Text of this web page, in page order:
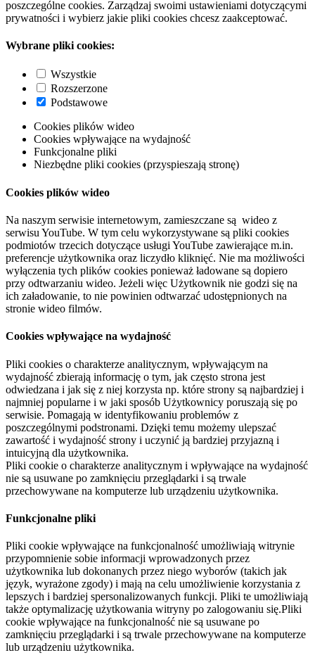
poszczególne cookies. Zarządzaj swoimi ustawieniami dotyczącymi
prywatności i wybierz jakie pliki cookies chcesz zaakceptować.
Wybrane pliki cookies:
Wszystkie
Rozszerzone
Podstawowe
Cookies plików wideo
Cookies wpływające na wydajność
Funkcjonalne pliki
Niezbędne pliki cookies (przyspieszają stronę)
Cookies plików wideo
Na naszym serwisie internetowym, zamieszczane są wideo z
serwisu YouTube. W tym celu wykorzystywane są pliki cookies
podmiotów trzecich dotyczące usługi YouTube zawierające m.in.
preferencje użytkownika oraz liczydło kliknięć. Nie ma możliwości
wyłączenia tych plików cookies ponieważ ładowane są dopiero
przy odtwarzaniu wideo. Jeżeli więc Użytkownik nie godzi się na
ich załadowanie, to nie powinien odtwarzać udostępnionych na
stronie wideo filmów.
Cookies wpływające na wydajność
Pliki cookies o charakterze analitycznym, wpływającym na
wydajność zbierają informację o tym, jak często strona jest
odwiedzana i jak się z niej korzysta np. które strony są najbardziej i
najmniej popularne i w jaki sposób Użytkownicy poruszają się po
serwisie. Pomagają w identyfikowaniu problemów z
poszczególnymi podstronami. Dzięki temu możemy ulepszać
zawartość i wydajność strony i uczynić ją bardziej przyjazną i
intuicyjną dla użytkownika.
Pliki cookie o charakterze analitycznym i wpływające na wydajność
nie są usuwane po zamknięciu przeglądarki i są trwale
przechowywane na komputerze lub urządzeniu użytkownika.
Funkcjonalne pliki
Pliki cookie wpływające na funkcjonalność umożliwiają witrynie
przypomnienie sobie informacji wprowadzonych przez
użytkownika lub dokonanych przez niego wyborów (takich jak
język, wyrażone zgody) i mają na celu umożliwienie korzystania z
lepszych i bardziej spersonalizowanych funkcji. Pliki te umożliwiają
także optymalizację użytkowania witryny po zalogowaniu się.Pliki
cookie wpływające na funkcjonalność nie są usuwane po
zamknięciu przeglądarki i są trwale przechowywane na komputerze
lub urządzeniu użytkownika.